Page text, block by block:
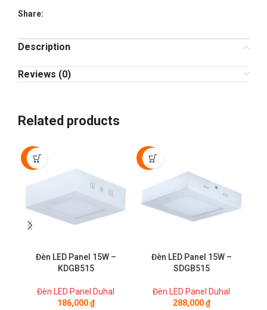
Share:
Description
Reviews (0)
Related products
-30%
Đèn LED Panel 15W –
KDGB515
Đèn LED Panel Duhal
186,000₫
-50%
Đèn LED Panel 15W –
SDGB515
Đèn LED Panel Duhal
288,000₫